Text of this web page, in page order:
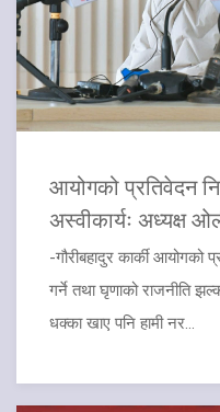
आयोगको प्रतिवेदन
अस्वीकार्यः अध्यक्ष
-गौरीबहादुर कार्की आयोगको
गर्ने तथा घृणाको राजनीति
धक्का खाए पनि हामी नर...